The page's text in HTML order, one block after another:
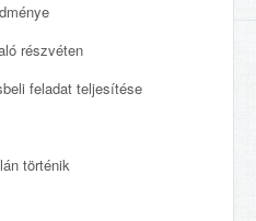
részvéten
feladat teljesítése
történik